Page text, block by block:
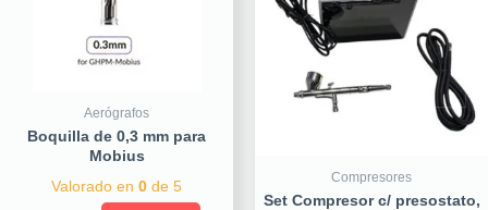
Aerógrafos
Boquilla de 0,3 mm para
Mobius
Valorado en 0 de 5
Compresores
Set Compresor c/ presostato,